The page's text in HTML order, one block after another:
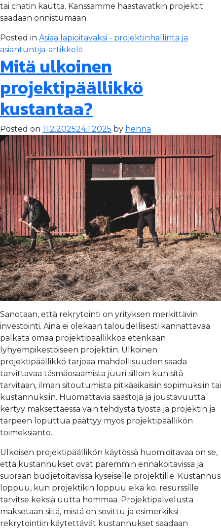
tai chatin kautta. Kanssamme haastavatkin projektit
saadaan onnistumaan.
Posted in Asiaa lapioitavaksi - projektinhallinta ja
asiantuntija-artikkelit
Mitä ulkoinen
projektipäällikkö
kustantaa?
Posted on 11.2.202524.1.2025 by henna
Sanotaan, että rekrytointi on yrityksen merkittävin
investointi. Aina ei olekaan taloudellisesti kannattavaa
palkata omaa projektipäällikköä etenkään
lyhyempikestoiseen projektiin. Ulkoinen
projektipäällikkö tarjoaa mahdollisuuden saada
tarvittavaa täsmäosaamista juuri silloin kun sitä
tarvitaan, ilman sitoutumista pitkäaikaisiin sopimuksiin tai
kustannuksiin. Huomattavia säästöjä ja joustavuutta
kertyy maksettaessa vain tehdystä työstä ja projektin ja
tarpeen loputtua päättyy myös projektipäällikön
toimeksianto.
Ulkoisen projektipäällikön käytössä huomioitavaa on se,
että kustannukset ovat paremmin ennakoitavissa ja
suoraan budjetoitavissa kyseiselle projektille. Kustannus
loppuu, kun projektikin loppuu eikä ko. resurssille
tarvitse keksiä uutta hommaa. Projektipalvelusta
maksetaan siitä, mistä on sovittu ja esimerkiksi
rekrytointiin käytettävät kustannukset saadaan